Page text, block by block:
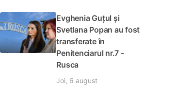
Evghenia Guțul și
Svetlana Popan au fost
transferate în
Penitenciarul nr.7 -
Rusca
Joi, 6 august